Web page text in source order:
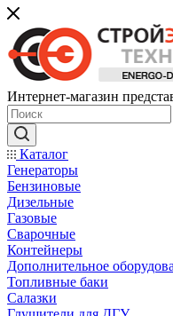
Интернет-магазин
Каталог
Генераторы
Бензиновые
Дизельные
Газовые
Сварочные
Контейнеры
Дополнительное
Топливные баки
Салазки